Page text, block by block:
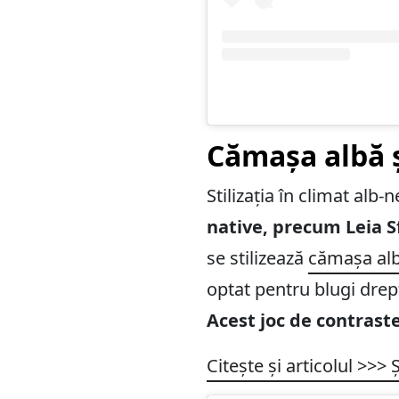
Cămașa
Stilizația în climat alb-
native, precum Leia
se stilizează cămașa
optat pentru blugi
Acest joc de
Citește și articolul >>>